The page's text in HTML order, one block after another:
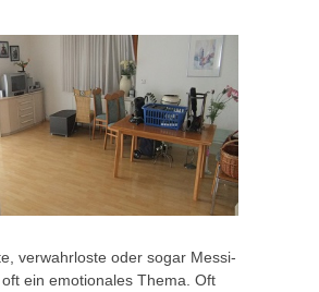
verwahrloste oder sogar Messi-
ein emotionales Thema. Oft